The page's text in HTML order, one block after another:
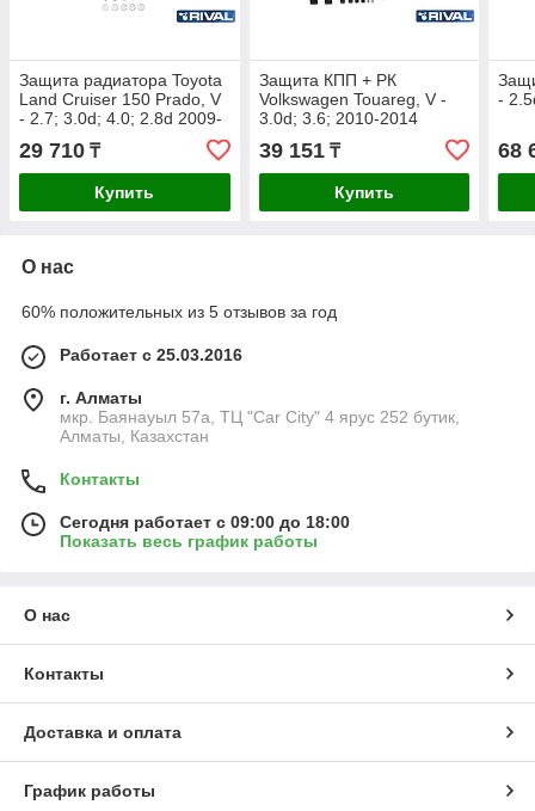
Защита радиатора Toyota
Land Cruiser 150 Prado, V
- 2.7; 3.0d; 4.0; 2.8d 2009-
29 710 ₸
Купить
Защита КПП + РК
Volkswagen Touareg, V -
3.0d; 3.6; 2010-2014
39 151₸
Купить
-
68
О нас
60% положительных из 5 отзывов за год
Работает с 25.03.2016
г. Алматы
мкр. Баянауыл 57а, ТЦ "Car Сity" 4 ярус 252 бутик,
Алматы, Казахстан
Контакты
Сегодня работает с 09:00 до 18:00
Показать весь график работы
О нас
Контакты
Доставка и оплата
График работы